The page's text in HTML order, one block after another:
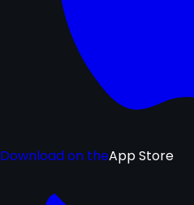
Download on theApp Store